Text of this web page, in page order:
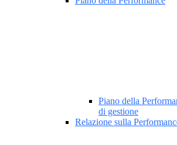
Piano della
di gestione
Relazione sulla